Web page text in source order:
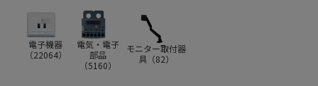
電子機器
（22064）
電気・電子
部品
（5160）
モニター取付器
具（82）